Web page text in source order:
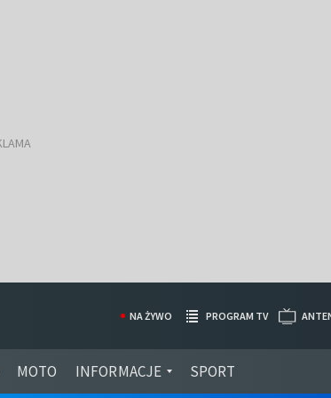
MOTO INFORMACJE SPORT
NA ŻYWO PROGRAM TV